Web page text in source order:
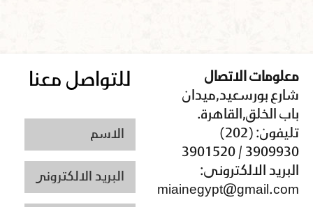
معلومات الاتصال
شارع بورسعيد,ميدان
باب الخلق,القاهرة.
تليفون: (202)
3909930 / 3901520
البريد الالكترونى:
miainegypt@gmail.com
للتواصل معنا